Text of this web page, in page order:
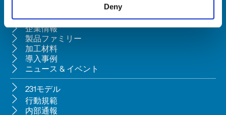
Deny
る、民法典第2497条の2に基づく経営管理および調整の対象会社で
企業情報
製品ファミリー
加工材料
導入事例
ニュース & イベント
231モデル
行動規範
内部通報